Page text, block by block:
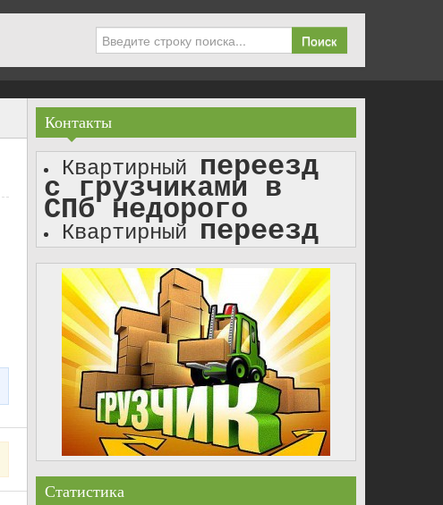
Поиск
Контакты
Квартирный переезд
с грузчиками в
СПб недорого
Квартирный переезд
Статистика